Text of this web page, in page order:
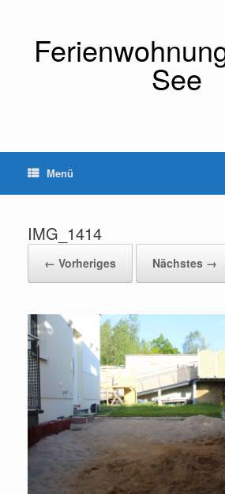
See
Menü
IMG_1414
← Vorheriges Nächstes →